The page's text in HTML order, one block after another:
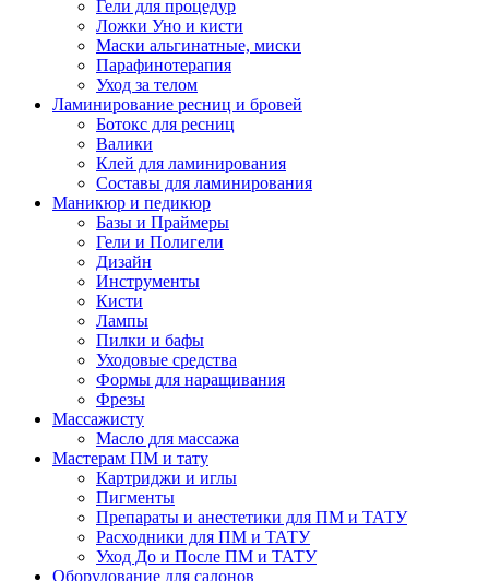
Гели для процедур
Ложки Уно и кисти
Маски альгинатные, миски
Парафинотерапия
Уход за телом
Ламинирование ресниц и бровей
Ботокс для ресниц
Валики
Клей для ламинирования
Составы для ламинирования
Маникюр и педикюр
Базы и Праймеры
Гели и Полигели
Дизайн
Инструменты
Кисти
Лампы
Пилки и бафы
Уходовые средства
Формы для наращивания
Фрезы
Массажисту
Масло для массажа
Мастерам ПМ и тату
Картриджи и иглы
Пигменты
Препараты и анестетики для ПМ и ТАТУ
Расходники для ПМ и ТАТУ
Уход До и После ПМ и ТАТУ
Оборудование для салонов